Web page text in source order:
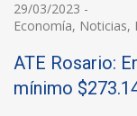
29/03/2023 -
Economía, Noticias,
ATE Rosario:
mínimo